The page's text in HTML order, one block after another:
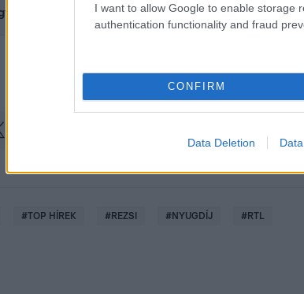
I want to allow Google to enable storage
authentication functionality and fraud
CONFIRM
Data Deletion
az RTL.hu az elsők között legyen a Google-
#TOP HÍREK #REZSI #NYUGDÍJ #RTL